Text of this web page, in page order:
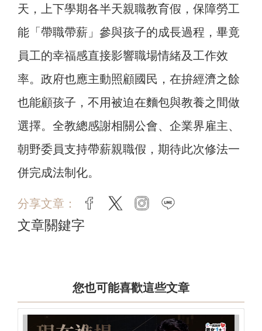
天，上下學期各半天親職教育假，保障勞工
能「帶職帶薪」參與孩子的成長過程，畢竟
員工的幸福感直接影響職場情緒及工作效
率。政府也應主動照顧國民，在拚經濟之餘
也能顧孩子，不用被迫在麵包與教養之間做
選擇。全教總感謝相關公會、企業界雇主、
朝野委員支持帶薪親職假，期待此次修法一
併完成法制化。
分享文章： facebook
twitter instagram
文章關鍵字
您也可能喜歡這些文章